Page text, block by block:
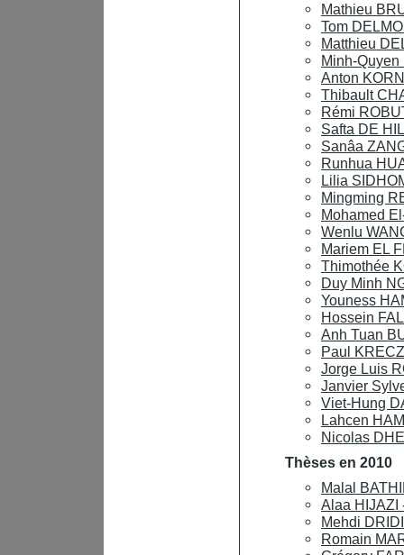
Mathieu
Tom
Matthieu
Minh-
Anton
Thibault
Rémi
Safta DE
Sanâa
Runhua
Lilia
Mingming
Mohamed
Wenlu
Mariem EL
Thimothée
Duy Minh
Youness
Hossein
Anh Tuan
Paul
Jorge Luis
Janvier
Viet-Hung
Lahcen
Nicolas
Thèses en 2010
Malal
Alaa HIJAZI
Mehdi
Romain